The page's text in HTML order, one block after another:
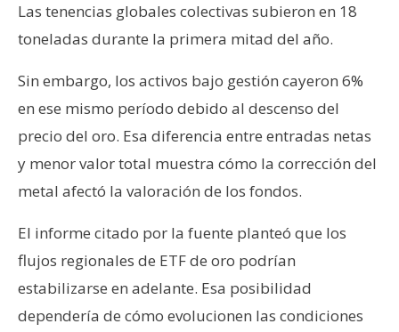
Las tenencias globales colectivas subieron en 18
toneladas durante la primera mitad del año.
Sin embargo, los activos bajo gestión cayeron 6%
en ese mismo período debido al descenso del
precio del oro. Esa diferencia entre entradas netas
y menor valor total muestra cómo la corrección del
metal afectó la valoración de los fondos.
El informe citado por la fuente planteó que los
flujos regionales de ETF de oro podrían
estabilizarse en adelante. Esa posibilidad
dependería de cómo evolucionen las condiciones